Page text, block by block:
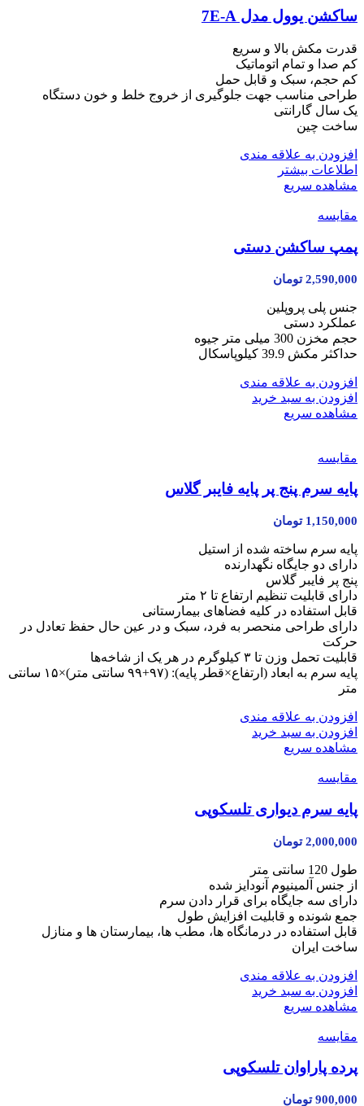
ساکشن یوول مدل 7E-A
قدرت مکش بالا و سریع
کم صدا و تمام اتوماتیک
کم حجم، سبک و قابل حمل
طراحی مناسب جهت جلوگیری از خروج خلط و خون دستگاه
یک سال گارانتی
ساخت چین
افزودن به علاقه مندی
اطلاعات بیشتر
مشاهده سریع
مقایسه
پمپ ساکشن دستی
2,590,000 تومان
جنس پلی پروپلین
عملکرد دستی
حجم مخزن 300 میلی متر جیوه
حداکثر مکش 39.9 کیلوپاسکال
افزودن به علاقه مندی
افزودن به سبد خرید
مشاهده سریع
مقایسه
پایه سرم پنج پر پایه فایبر گلاس
1,150,000 تومان
پایه سرم ساخته شده از استیل
دارای دو جایگاه نگهدارنده
پنج پر فایبر گلاس
دارای قابلیت تنظیم ارتفاع تا ۲ متر
قابل استفاده در کلیه فضاهای بیمارستانی
دارای طراحی منحصر به فرد، سبک و در عین حال حفظ تعادل در
حرکت
قابلیت تحمل وزن تا ۳ کیلوگرم در هر یک از شاخه‌ها
پایه سرم به ابعاد (ارتفاع×قطر پایه): (۹۷+۹۹ سانتی متر)×۱۵ سانتی
متر
افزودن به علاقه مندی
افزودن به سبد خرید
مشاهده سریع
مقایسه
پایه سرم دیواری تلسکوپی
2,000,000 تومان
طول 120 سانتی متر
از جنس آلمینیوم آنودایز شده
دارای سه جایگاه برای قرار دادن سرم
جمع شونده و قابلیت افزایش طول
قابل استفاده در درمانگاه ها، مطب ها، بیمارستان ها و منازل
ساخت ایران
افزودن به علاقه مندی
افزودن به سبد خرید
مشاهده سریع
مقایسه
پرده پاراوان تلسکوپی
900,000 تومان